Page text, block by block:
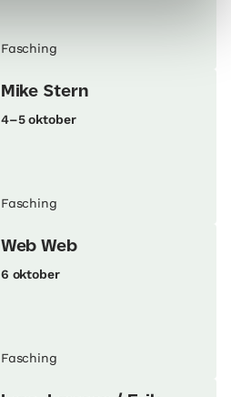
Fasching
Mike Stern
4–5 oktober
Fasching
Web Web
6 oktober
Fasching